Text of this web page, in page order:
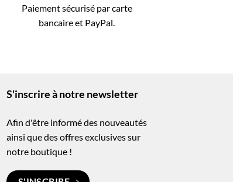
Paiement sécurisé par carte
bancaire et PayPal.
S'inscrire à notre newsletter
Afin d'être informé des nouveautés
ainsi que des offres exclusives sur
notre boutique !